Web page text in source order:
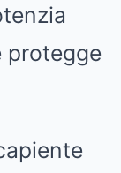
protegge